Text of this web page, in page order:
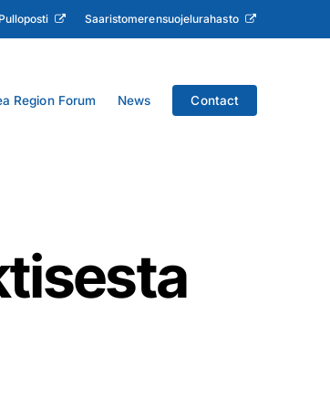
Saaristomerensuojelurahasto
Region Forum News Contact